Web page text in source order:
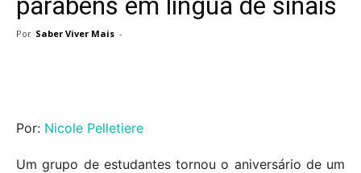
Por Saber Viver Mais -
Por: Nicole Pelletiere
Um grupo de estudantes tornou o aniversário de um